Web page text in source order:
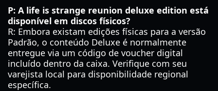
P: A life is strange reunion deluxe edition está
disponível em discos físicos?
R: Embora existam edições físicas para a versão
Padrão, o conteúdo Deluxe é normalmente
entregue via um código de voucher digital
incluído dentro da caixa. Verifique com seu
varejista local para disponibilidade regional
específica.